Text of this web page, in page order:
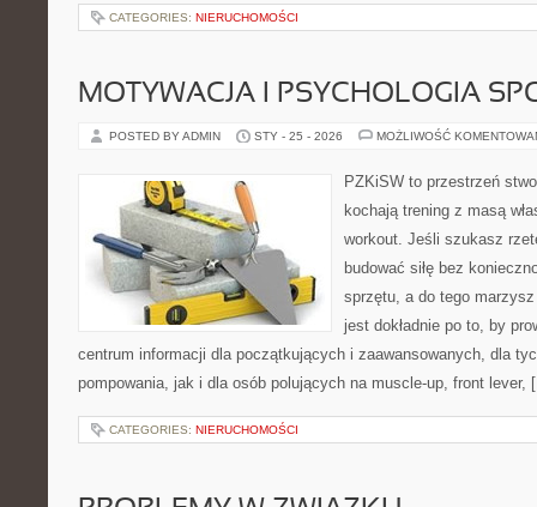
CATEGORIES: NIERUCHOMOŚCI
MOTYWACJA I PSYCHOLOGIA
POSTED BY ADMIN STY - 25 - 2026 MOŻLIWOŚĆ
PZKiSW to przestrzeń
kochają trening z masą
workout. Jeśli szukasz
budować siłę bez
sprzętu, a do tego
jest dokładnie po to, by
centrum informacji dla początkujących i zaawansowanych, dla
pompowania, jak i dla osób polujących na muscle-up, front lever,
CATEGORIES: NIERUCHOMOŚCI